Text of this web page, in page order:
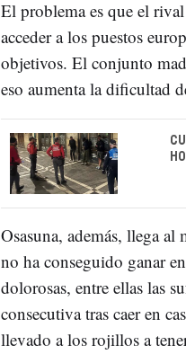
El problema es que el
acceder a los puestos
objetivos. El conjunto
eso aumenta la dificultad
Osasuna, además, llega
no ha conseguido ganar
dolorosas, entre ellas las
consecutiva tras caer en
llevado a los rojillos a